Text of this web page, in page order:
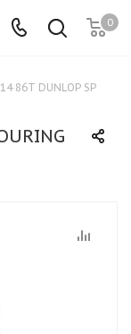
0
86T DUNLOP SP